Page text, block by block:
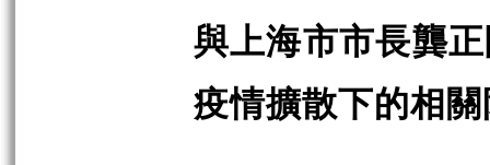
與上海市市長龔
疫情擴散下的相